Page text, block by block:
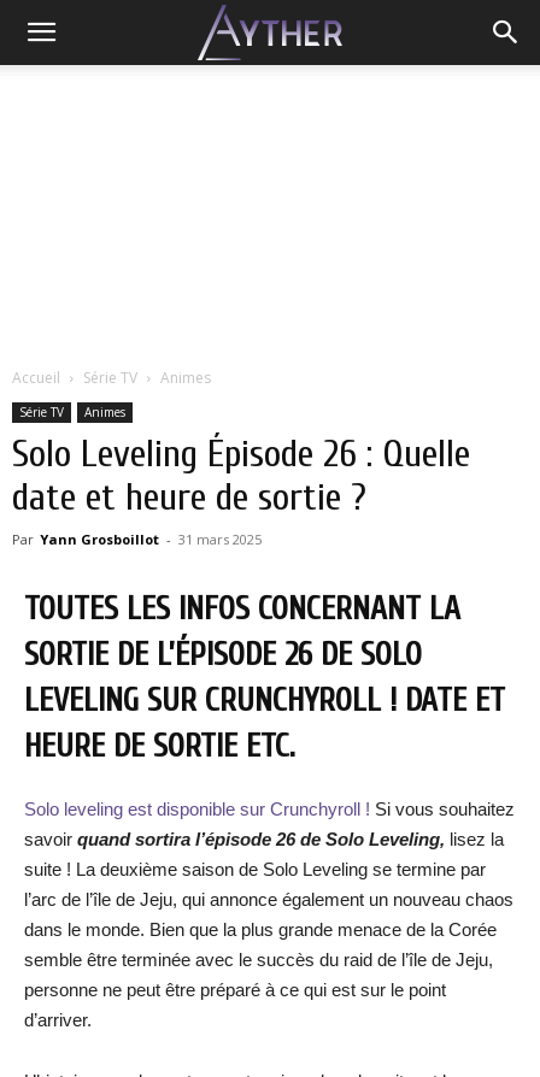
Accueil Série TV Animes
Série TV Animes
Solo Leveling Épisode 26 : Quelle
date et heure de sortie ?
Par Yann Grosboillot - 31 mars 2025
TOUTES LES INFOS CONCERNANT LA
SORTIE DE L’ÉPISODE 26 DE SOLO
LEVELING SUR CRUNCHYROLL ! DATE ET
HEURE DE SORTIE ETC.
Solo leveling est disponible sur Crunchyroll ! Si vous souhaitez
savoir quand sortira l’épisode 26 de Solo Leveling, lisez la
suite ! La deuxième saison de Solo Leveling se termine par
l’arc de l’île de Jeju, qui annonce également un nouveau chaos
dans le monde. Bien que la plus grande menace de la Corée
semble être terminée avec le succès du raid de l’île de Jeju,
personne ne peut être préparé à ce qui est sur le point
d’arriver.